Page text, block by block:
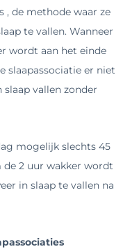
, de methode waar ze
te vallen. Wanneer
wordt aan het einde
slaapassociatie er niet
vallen zonder
mogelijk slechts 45
de 2 uur wakker wordt
in slaap te vallen na